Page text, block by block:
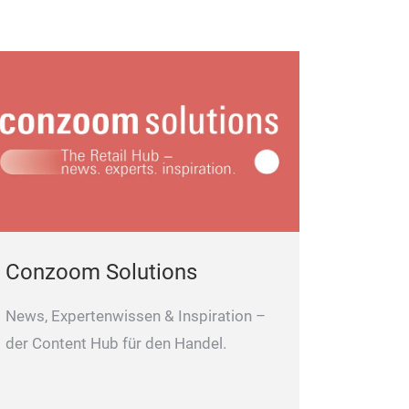
Conzoom Solutions
News, Expertenwissen & Inspiration –
der Content Hub für den Handel.